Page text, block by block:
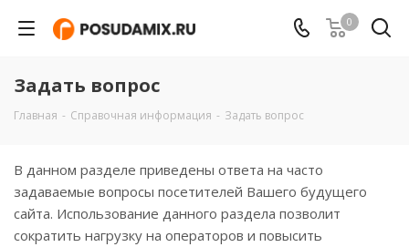
0
Задать вопрос
Главная - Справочная информация - Задать вопрос
В данном разделе приведены ответа на часто
задаваемые вопросы посетителей Вашего будущего
сайта. Использование данного раздела позволит
сократить нагрузку на операторов и повысить